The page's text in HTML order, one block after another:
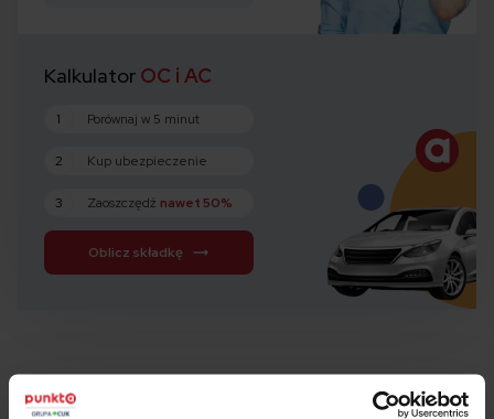
Kalkulator OC i AC
1 Porównaj w 5 minut
2 Kup ubezpieczenie
3 Zaoszczędź nawet 50%
Oblicz składkę